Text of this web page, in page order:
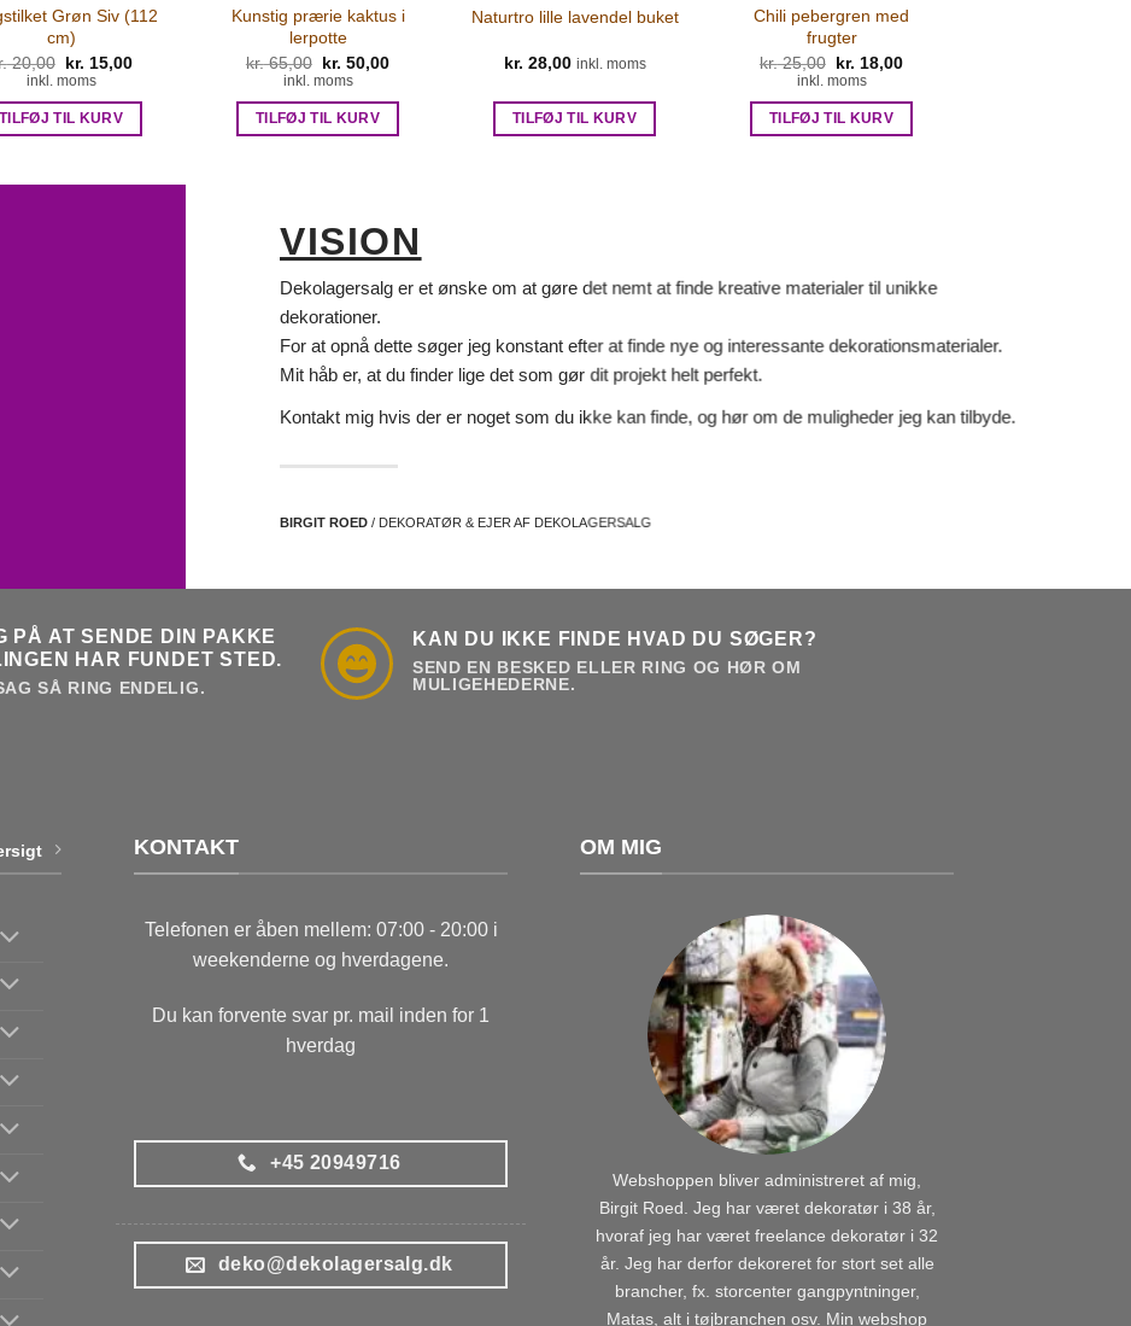
Grøn Siv (112
cm)
20,00 Den
oprindelige
var:
kr. 20,00.
kr. 15,00
kr. 15,00.
inkl. moms
TILFØJ TIL KURV
Kunstig prærie kaktus i
lerpotte
kr.65,00 Den
oprindelige
var:
kr. 65,00.
kr. 50,00
kr. 50,00.
inkl. moms
TILFØJ TIL KURV
Naturtro lille lavendel buket
kr. 28,00 inkl. moms
TILFØJ TIL KURV
Chili pebergren med
frugter
kr.25,00 Den
oprindelige
var:
kr. 25,00.
kr. 18,00
kr. 18,00.
inkl. moms
TILFØJ TIL KURV
VISION
Dekolagersalg er et ønske om at gøre det nemt at finde kreative materialer til unikke
dekorationer.
For at opnå dette søger jeg konstant efter at finde nye og interessante dekorationsmaterialer.
Mit håb er, at du finder lige det som gør dit projekt helt perfekt.
Kontakt mig hvis der er noget som du ikke kan finde, og hør om de muligheder jeg kan tilbyde.
BIRGIT ROED / DEKORATØR & EJER AF DEKOLAGERSALG
PÅ AT SENDE DIN PAKKE
HAR FUNDET STED.
SÅ RING ENDELIG.
KAN DU IKKE FINDE HVAD DU SØGER?
SEND EN BESKED ELLER RING OG HØR OM
MULIGEHEDERNE.
KONTAKT
Telefonen er åben mellem: 07:00 - 20:00 i
weekenderne og hverdagene.
Du kan forvente svar pr. mail inden for 1
hverdag
+45 20949716
deko@dekolagersalg.dk
OM MIG
Webshoppen bliver administreret af mig,
Birgit Roed. Jeg har været dekoratør i 38 år,
hvoraf jeg har været freelance dekoratør i 32
år. Jeg har derfor dekoreret for stort set alle
brancher, fx. storcenter gangpyntninger,
Matas, alt i tøjbranchen osv. Min webshop